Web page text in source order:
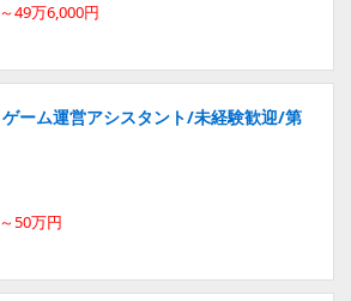
49万6,000円
ゲーム運営アシスタント/未経験歓迎/第
50万円